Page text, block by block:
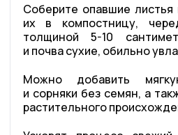
Соберите опавшие
их в компостницу,
толщиной 5-10
и почва сухие, обильно
Можно добавить
и сорняки без семян, а
растительного